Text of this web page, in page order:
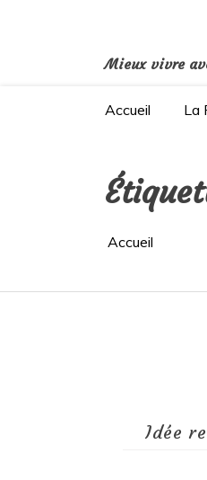
Mieux vivre
Accueil La
Accueil
Idée